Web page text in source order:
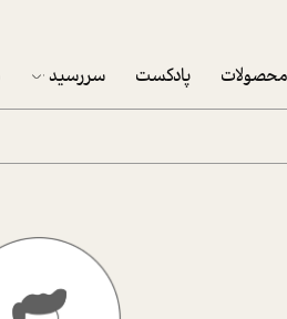
محصولات پادکست سررسید
پکيج نوروزي
تقویم رومیزی